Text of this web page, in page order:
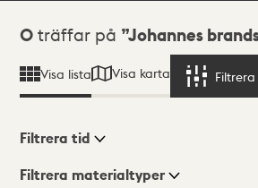
Sökresultat
0 träffar på Johannes
Visa lista Visa karta Filtrera
Visningsläge
Filtrera tid
Filtrera materialtyper